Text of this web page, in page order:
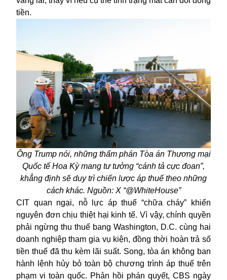
tiền.
Ông Trump nói, những thẩm phán Tòa án Thương mại
Quốc tế Hoa Kỳ mang tư tưởng “cánh tả cực đoan”,
khẳng định sẽ duy trì chiến lược áp thuế theo những
cách khác. Nguồn: X “@WhiteHouse”
CIT quan ngại, nỗ lực áp thuế “chữa cháy” khiến
nguyên đơn chịu thiệt hại kinh tế. Vì vậy, chính quyền
phải ngừng thu thuế bang Washington, D.C. cùng hai
doanh nghiệp tham gia vụ kiện, đồng thời hoàn trả số
tiền thuế đã thu kèm lãi suất. Song, tòa án không ban
hành lệnh hủy bỏ toàn bộ chương trình áp thuế trên
phạm vi toàn quốc. Phản hồi phán quyết, CBS ngày